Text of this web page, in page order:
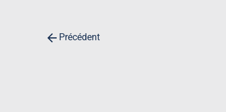
Précédent